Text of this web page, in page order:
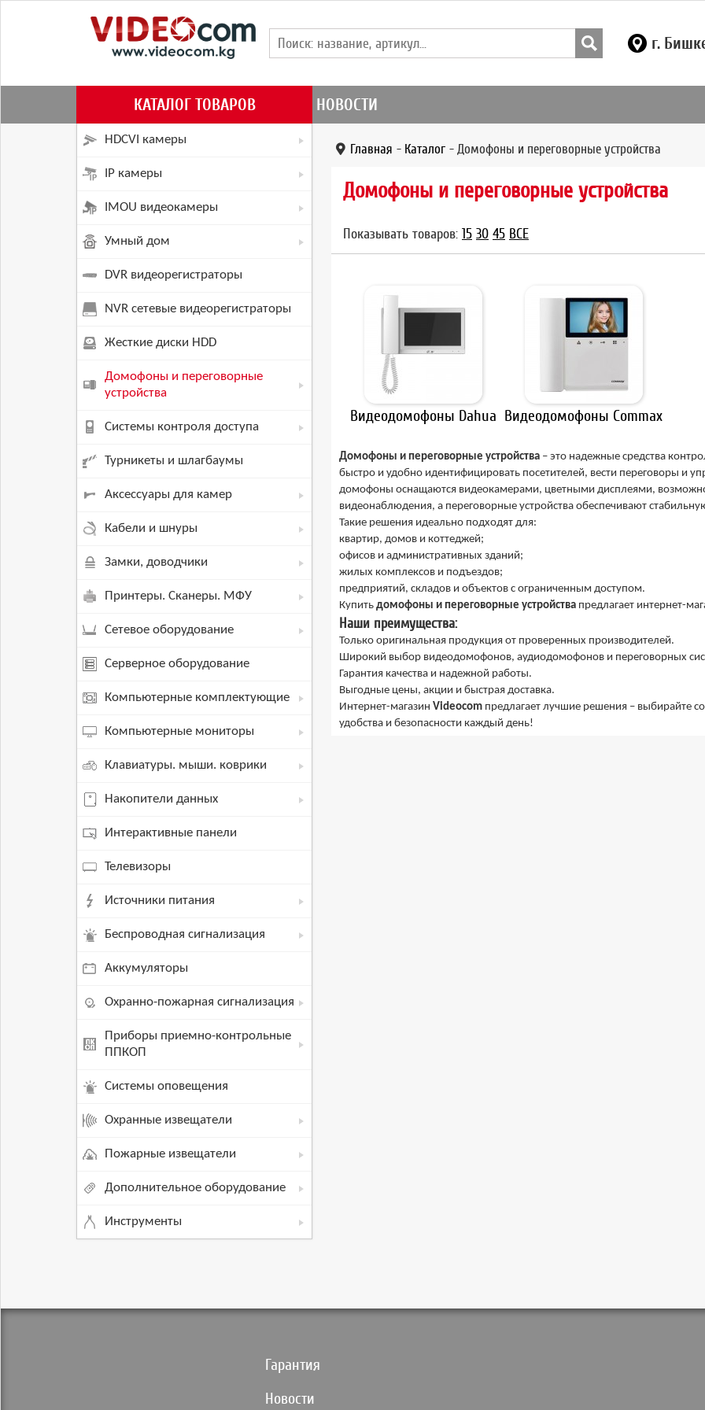
г.
НОВОСТИ
КАТАЛОГ ТОВАРОВ
HDCVI камеры
IP камеры
IMOU видеокамеры
Умный дом
DVR видеорегистраторы
NVR сетевые видеорегистраторы
Жесткие диски HDD
Домофоны и переговорные
устройства
Системы контроля доступа
Турникеты и шлагбаумы
Аксессуары для камер
Кабели и шнуры
Замки, доводчики
Принтеры. Сканеры. МФУ
Сетевое оборудование
Серверное оборудование
Компьютерные комплектующие
Компьютерные мониторы
Клавиатуры. мыши. коврики
Накопители данных
Интерактивные панели
Телевизоры
Источники питания
Беспроводная сигнализация
Аккумуляторы
Охранно-пожарная сигнализация
Приборы приемно-контрольные
ППКОП
Системы оповещения
Охранные извещатели
Пожарные извещатели
Дополнительное оборудование
Инструменты
Главная - Каталог - Домофоны и переговорные устройства
Домофоны и переговорные устройства
Показывать товаров: 15 30 45 ВСЕ
Видеодомофоны Dahua Видеодомофоны Commax
Домофоны и переговорные устройства – это надежные средства
быстро и удобно идентифицировать посетителей, вести переговоры и
домофоны оснащаются видеокамерами, цветными дисплеями,
видеонаблюдения, а переговорные устройства обеспечивают
Такие решения идеально подходят для:
квартир, домов и коттеджей;
офисов и административных зданий;
жилых комплексов и подъездов;
предприятий, складов и объектов с ограниченным доступом.
Купить домофоны и переговорные устройства предлагает интернет-
Наши преимущества:
Только оригинальная продукция от проверенных производителей.
Широкий выбор видеодомофонов, аудиодомофонов и переговорных
Гарантия качества и надежной работы.
Выгодные цены, акции и быстрая доставка.
Интернет-магазин Videocom предлагает лучшие решения – выбирайте
удобства и безопасности каждый день!
Гарантия
Новости